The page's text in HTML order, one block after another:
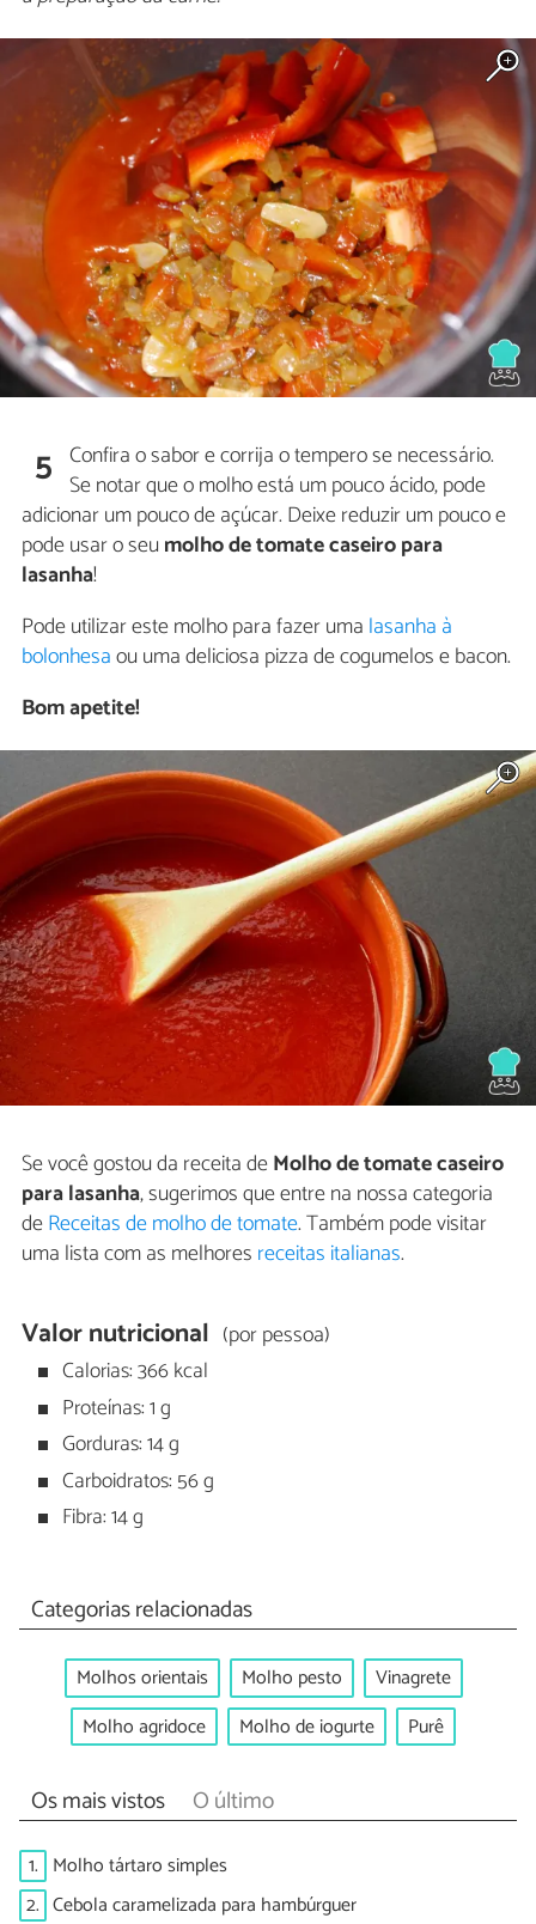
5 Confira o sabor e corrija o tempero se necessário.
Se notar que o molho está um pouco ácido, pode
adicionar um pouco de açúcar. Deixe reduzir um pouco e
pode usar o seumolho de tomate caseiro para
lasanha!
Pode utilizar este molho para fazer uma lasanha à
bolonhesaou uma deliciosa pizza de cogumelos e bacon.
Bom apetite!
Se você gostou da receita deMolho de tomate caseiro
para lasanha, sugerimos que entre na nossa categoria
deReceitas de molho de tomate. Também pode visitar
uma lista com as melhores receitas italianas.
Valor nutricional (por pessoa)
Calorias: 366 kcal
Proteínas: 1 g
Gorduras: 14 g
Carboidratos: 56 g
Fibra: 14 g
Categorias relacionadas
Molhos orientais Molho pesto
Vinagrete
Molho agridoce
Molho de iogurte Purê
Os mais vistos O último
1. Molho tártaro simples
2. Cebola caramelizada para hambúrguer